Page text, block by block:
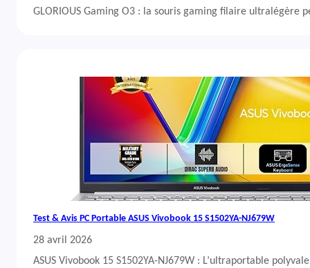
GLORIOUS Gaming O3 : la souris gaming filaire ultralégère
Test & Avis PC Portable ASUS Vivobook 15 S1502YA-NJ679W
28 avril 2026
ASUS Vivobook 15 S1502YA-NJ679W : L’ultraportable